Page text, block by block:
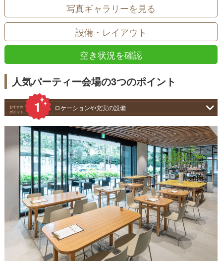
写真ギャラリーを見る
設備・レイアウト
空き状況を確認
人気パーティー会場の3つのポイント
おすすめ
ポイント
ロケーションや充実の設備